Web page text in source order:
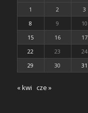
1
2 3
8
9 10
15
16 17
22
23 24
29
30 31
« kwi cze »